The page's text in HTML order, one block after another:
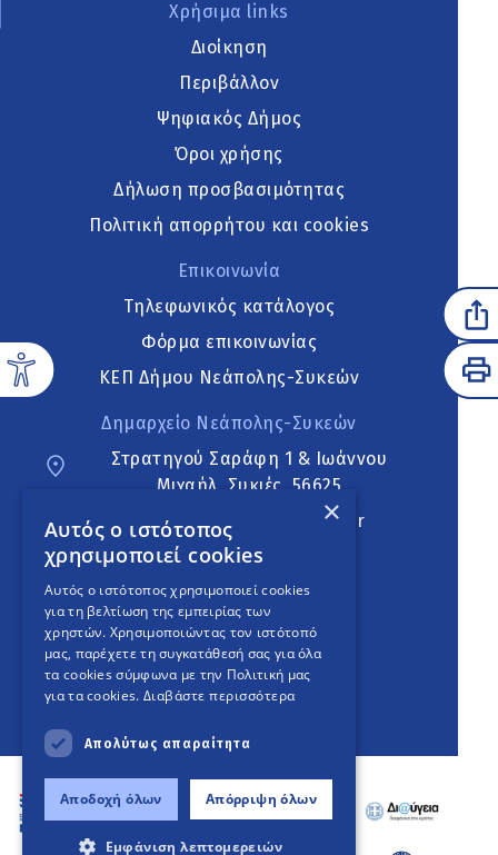
Χρήσιμα links
Διοίκηση
Περιβάλλον
Ψηφιακός Δήμος
Όροι χρήσης
Δήλωση προσβασιμότητας
Πολιτική απορρήτου και cookies
Επικοινωνία
Τηλεφωνικός κατάλογος
Φόρμα επικοινωνίας
ΚΕΠ Δήμου Νεάπολης-Συκεών
Δημαρχείο Νεάπολης-Συκεών
Στρατηγού Σαράφη 1 & Ιωάννου
Μιχαήλ, Συκιές, 56625
neapoli.sykies@ddt.gov.gr
Ακολουθήστε
English Version
An project
×
Αυτός ο ιστότοπος
χρησιμοποιεί cookies
Αυτός ο ιστότοπος χρησιμοποιεί cookies
για τη βελτίωση της εμπειρίας των
χρηστών. Χρησιμοποιώντας τον ιστότοπό
μας, παρέχετε τη συγκατάθεσή σας για όλα
τα cookies σύμφωνα με την Πολιτική μας
για τα cookies. Διαβάστε περισσότερα
Απολύτως απαραίτητα
Αποδοχή όλων Απόρριψη όλων
Εμφάνιση λεπτομερειών